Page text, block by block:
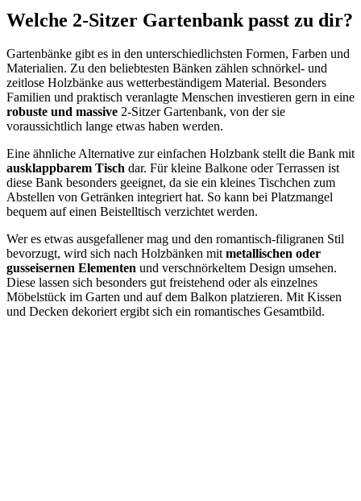
Welche 2-Sitzer Gartenbank passt zu dir?
Gartenbänke gibt es in den unterschiedlichsten Formen, Farben und
Materialien. Zu den beliebtesten Bänken zählen schnörkel- und
zeitlose Holzbänke aus wetterbeständigem Material. Besonders
Familien und praktisch veranlagte Menschen investieren gern in eine
robuste und massive 2-Sitzer Gartenbank, von der sie
voraussichtlich lange etwas haben werden.
Eine ähnliche Alternative zur einfachen Holzbank stellt die Bank mit
ausklappbarem Tisch dar. Für kleine Balkone oder Terrassen ist
diese Bank besonders geeignet, da sie ein kleines Tischchen zum
Abstellen von Getränken integriert hat. So kann bei Platzmangel
bequem auf einen Beistelltisch verzichtet werden.
Wer es etwas ausgefallener mag und den romantisch-filigranen Stil
bevorzugt, wird sich nach Holzbänken mitmetallischen oder
gusseisernen Elementen und verschnörkeltem Design umsehen.
Diese lassen sich besonders gut freistehend oder als einzelnes
Möbelstück im Garten und auf dem Balkon platzieren. Mit Kissen
und Decken dekoriert ergibt sich ein romantisches Gesamtbild.